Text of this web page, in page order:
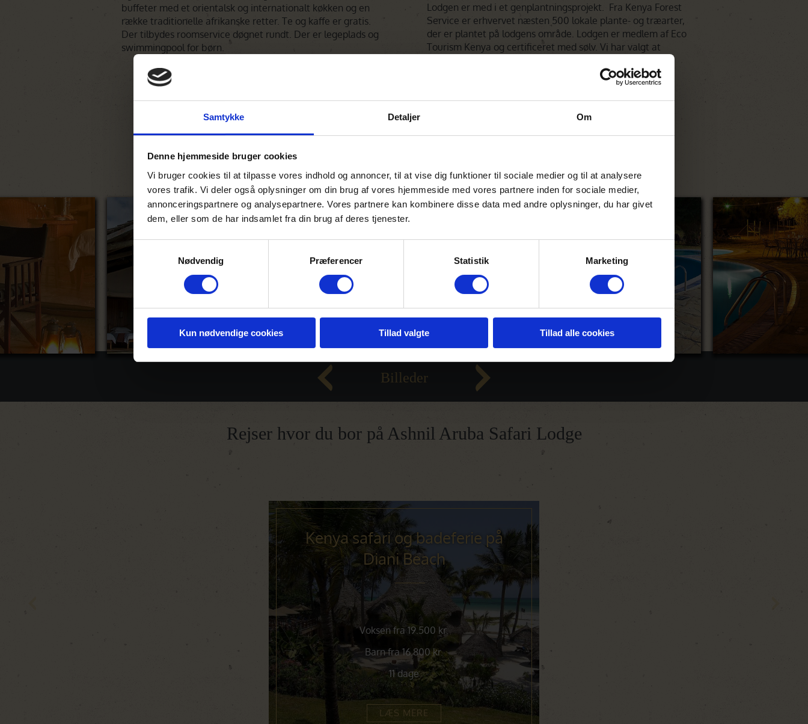
Samtykke Detaljer Om
Denne hjemmeside bruger cookies
Vi bruger cookies til at tilpasse vores indhold og annoncer, til at vise dig funktioner til sociale medier og til at analysere
vores trafik. Vi deler også oplysninger om din brug af vores hjemmeside med vores partnere inden for sociale medier,
annonceringspartnere og analysepartnere. Vores partnere kan kombinere disse data med andre oplysninger, du har givet
dem, eller som de har indsamlet fra din brug af deres tjenester.
Samtykkevalg
Nødvendig
Præferencer Statistik Marketing
Kun nødvendige cookies Tillad valgte Tillad alle cookies
buffeter med et orientalsk og internationalt køkken og en
række traditionelle afrikanske retter. Te og kaffe er gratis.
Der tilbydes roomservice døgnet rundt. Der er legeplads og
swimmingpool for børn.
Lodgen er med i et genplantningsprojekt. Fra Kenya Forest
Service er erhvervet næsten 500 lokale plante- og træarter,
der er plantet på lodgens område. Lodgen er medlem af Eco
Tourism Kenya og certificeret med sølv. Vi har valgt at
hovedforsyningen kommer fra generatorer.
Billeder
Rejser hvor du bor på Ashnil Aruba Safari Lodge
Kenya safari og badeferie på
Diani Beach
Voksen fra 19.500 kr.
Barn fra 16.800 kr.
11 dage
LÆS MERE